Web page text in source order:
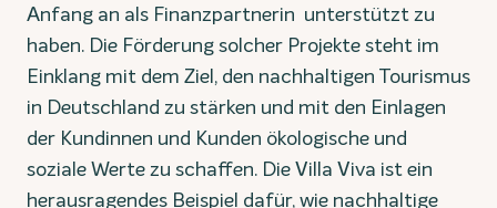
Anfang an als Finanzpartnerin unterstützt zu
haben. Die Förderung solcher Projekte steht im
Einklang mit dem Ziel, den nachhaltigen Tourismus
in Deutschland zu stärken und mit den Einlagen
der Kundinnen und Kunden ökologische und
soziale Werte zu schaffen. Die Villa Viva ist ein
herausragendes Beispiel dafür, wie nachhaltige